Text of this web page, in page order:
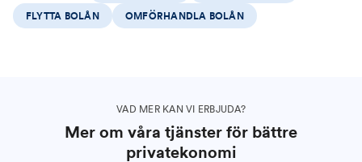
FLYTTA BOLÅN OMFÖRHANDLA BOLÅN
VAD MER KAN VI ERBJUDA?
Mer om våra tjänster för bättre
privatekonomi